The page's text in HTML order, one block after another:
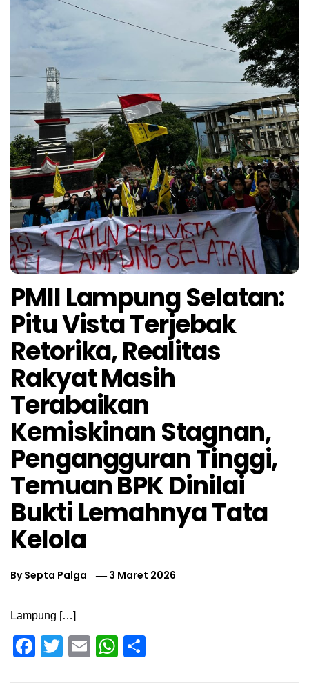
PMII Lampung Selatan:
Pitu Vista Terjebak
Retorika, Realitas
Rakyat Masih
Terabaikan
Kemiskinan Stagnan,
Pengangguran Tinggi,
Temuan BPK Dinilai
Bukti Lemahnya Tata
Kelola
BySepta Palga 3 Maret 2026
Lampung […]
Facebook
Twitter
EmailWhatsApp